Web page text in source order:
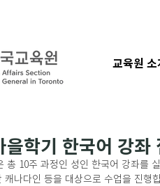
학기 한국어 강좌
총 10주 과정인 성인 한국어 강좌를
캐나다인 등을 대상으로 수업을 진행
교육원 소